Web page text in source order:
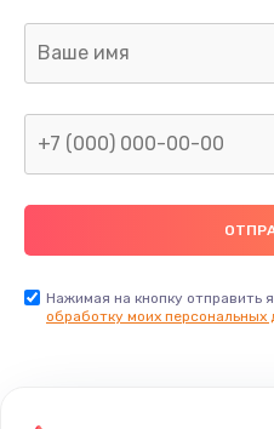
800
400
Не
Нажимая на кнопку отправить
обработку моих персональных